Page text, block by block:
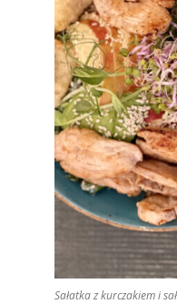
Sałatka z kurczakiem i